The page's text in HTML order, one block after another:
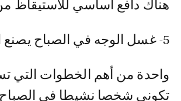
هناك دافع أساسي للاستيقاظ
5- غسل الوجه في الصباح يصنع المعجزات!
واحدة من أهم الخطوات التي
تكوني شخصا نشيطا في